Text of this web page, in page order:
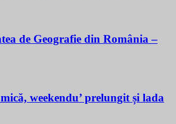
de Geografie din România –
weekendu’ prelungit și lada